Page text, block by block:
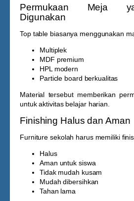
Permukaan Meja
Digunakan
Top table biasanya menggunakan
Multiplek
MDF premium
HPL modern
Particle board berkualitas
Material tersebut memberikan
untuk aktivitas belajar harian.
Finishing Halus dan Aman
Furniture sekolah harus memiliki
Halus
Aman untuk siswa
Tidak mudah kusam
Mudah dibersihkan
Tahan lama